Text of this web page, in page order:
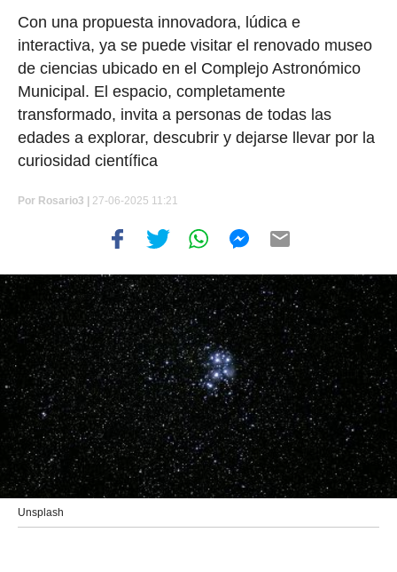
Con una propuesta innovadora, lúdica e
interactiva, ya se puede visitar el renovado museo
de ciencias ubicado en el Complejo Astronómico
Municipal. El espacio, completamente
transformado, invita a personas de todas las
edades a explorar, descubrir y dejarse llevar por la
curiosidad científica
Por Rosario3 | 27-06-2025 11:21
Unsplash